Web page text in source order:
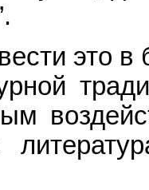
это в